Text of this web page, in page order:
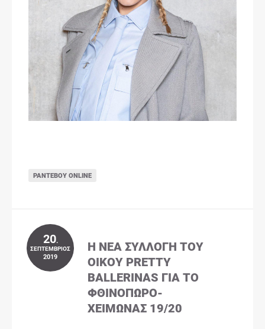
ΡΑΝΤΕΒΟΎ ONLINE
20.
ΣΕΠΤΈΜΒΡΙΟΣ
2019
Η ΝΈΑ ΣΥΛΛΟΓΉ ΤΟΥ
ΟΊΚΟΥ PRETTY
BALLERINAS ΓΙΑ ΤΟ
ΦΘΙΝΌΠΩΡΟ-
ΧΕΙΜΏΝΑΣ 19/20